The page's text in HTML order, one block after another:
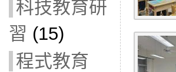
科技教育研
習 (15)
程式教育